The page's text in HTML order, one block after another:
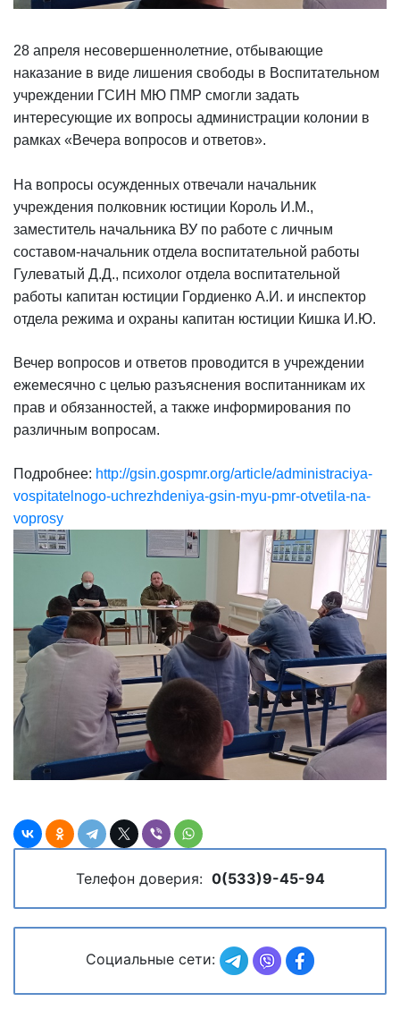
28 апреля несовершеннолетние, отбывающие
наказание в виде лишения свободы в Воспитательном
учреждении ГСИН МЮ ПМР смогли задать
интересующие их вопросы администрации колонии в
рамках «Вечера вопросов и ответов».
На вопросы осужденных отвечали начальник
учреждения полковник юстиции Король И.М.,
заместитель начальника ВУ по работе с личным
составом-начальник отдела воспитательной работы
Гулеватый Д.Д., психолог отдела воспитательной
работы капитан юстиции Гордиенко А.И. и инспектор
отдела режима и охраны капитан юстиции Кишка И.Ю.
Вечер вопросов и ответов проводится в учреждении
ежемесячно с целью разъяснения воспитанникам их
прав и обязанностей, а также информирования по
различным вопросам.
Подробнее: http://gsin.gospmr.org/article/administraciya-
vospitatelnogo-uchrezhdeniya-gsin-myu-pmr-otvetila-na-
voprosy
Телефон доверия: 0(533)9-45-94
Социальные сети: